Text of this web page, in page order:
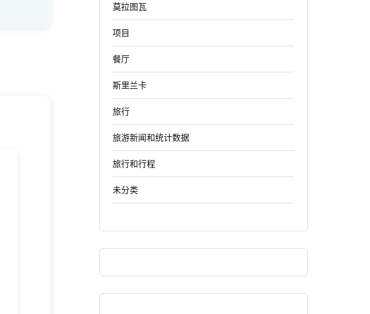
莫拉图瓦
项目
餐厅
斯里兰卡
旅行
旅游新闻和统计数据
旅行和行程
未分类